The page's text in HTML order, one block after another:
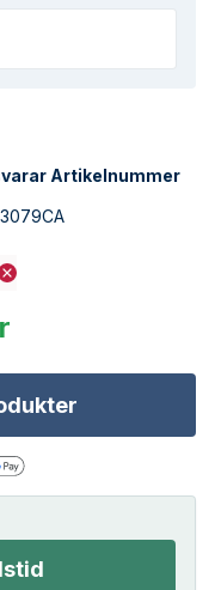
Artikelnummer